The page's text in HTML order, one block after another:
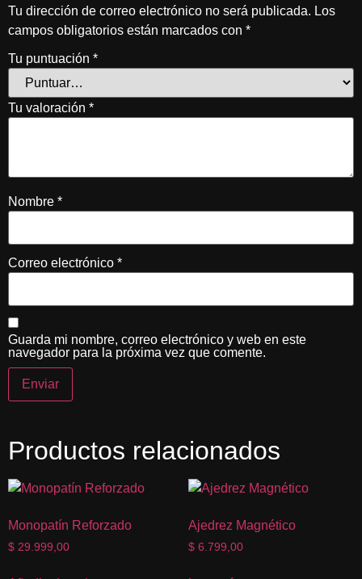
Tu dirección de correo electrónico no será publicada. Los
campos obligatorios están marcados con *
Tu puntuación *
Tu valoración *
Nombre *
Correo electrónico *
Guarda mi nombre, correo electrónico y web en este
navegador para la próxima vez que comente.
Productos relacionados
Monopatín Reforzado
$ 29.999,00
Ajedrez Magnético
$6.799,00